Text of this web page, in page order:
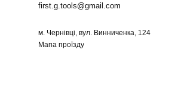
first.g.tools@gmail.com
м. Чернівці, вул. Винниченка, 124
Мапа проїзду